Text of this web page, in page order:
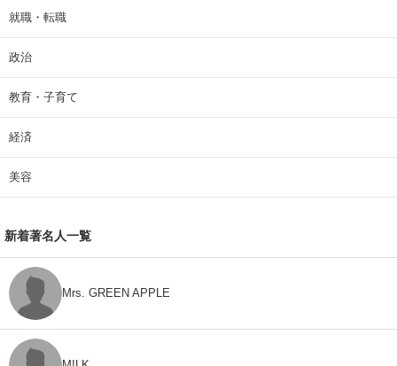
就職・転職
政治
教育・子育て
経済
美容
新着著名人一覧
Mrs. GREEN APPLE